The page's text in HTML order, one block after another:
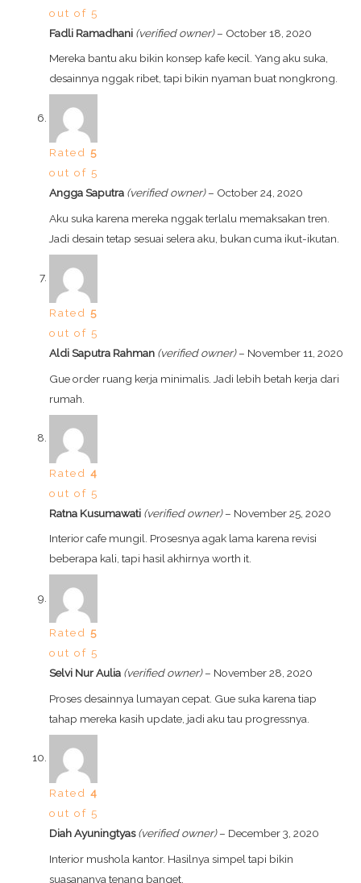
out of 5
Fadli Ramadhani (verified owner) – October 18, 2020
Mereka bantu aku bikin konsep kafe kecil. Yang aku suka,
desainnya nggak ribet, tapi bikin nyaman buat nongkrong.
Rated5
out of 5
Angga Saputra (verified owner) – October 24, 2020
Aku suka karena mereka nggak terlalu memaksakan tren.
Jadi desain tetap sesuai selera aku, bukan cuma ikut-ikutan.
Rated5
out of 5
Aldi Saputra Rahman (verified owner) – November 11, 2020
Gue order ruang kerja minimalis. Jadi lebih betah kerja dari
rumah.
Rated4
out of 5
Ratna Kusumawati (verified owner) – November 25, 2020
Interior cafe mungil. Prosesnya agak lama karena revisi
beberapa kali, tapi hasil akhirnya worth it.
Rated5
out of 5
Selvi Nur Aulia (verified owner) – November 28, 2020
Proses desainnya lumayan cepat. Gue suka karena tiap
tahap mereka kasih update, jadi aku tau progressnya.
Rated4
out of 5
Diah Ayuningtyas(verified owner) – December 3, 2020
Interior mushola kantor. Hasilnya simpel tapi bikin
suasananya tenang banget.